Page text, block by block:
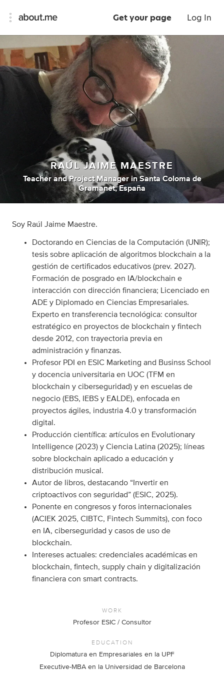
Get your page Log In
RAÚL JAIME MAESTRE
Teacher andProject Manager inSanta Coloma de
Gramanet, España
Soy Raúl Jaime Maestre.
Doctorando en Ciencias de la Computación (UNIR);
tesis sobre aplicación de algoritmos blockchain a la
gestión de certificados educativos (prev. 2027).
Formación de posgrado en IA/blockchain e
interacción con dirección financiera; Licenciado en
ADE y Diplomado en Ciencias Empresariales.
Experto en transferencia tecnológica: consultor
estratégico en proyectos de blockchain y fintech
desde 2012, con trayectoria previa en
administración y finanzas.
Profesor PDI en ESIC Marketing and Businss School
y docencia universitaria en UOC (TFM en
blockchain y ciberseguridad) y en escuelas de
negocio (EBS, IEBS y EALDE), enfocada en
proyectos ágiles, industria 4.0 y transformación
digital.
Producción científica: artículos en Evolutionary
Intelligence (2023) y Ciencia Latina (2025); líneas
sobre blockchain aplicado a educación y
distribución musical.
Autor de libros, destacando “Invertir en
criptoactivos con seguridad” (ESIC, 2025).
Ponente en congresos y foros internacionales
(ACIEK 2025, CIBTC, Fintech Summits), con foco
en IA, ciberseguridad y casos de uso de
blockchain.
Intereses actuales: credenciales académicas en
blockchain, fintech, supply chain y digitalización
financiera con smart contracts.
WORK
Profesor ESIC / Consultor
EDUCATION
Diplomatura en Empresariales en la UPF
Executive-MBA en la Universidad de Barcelona